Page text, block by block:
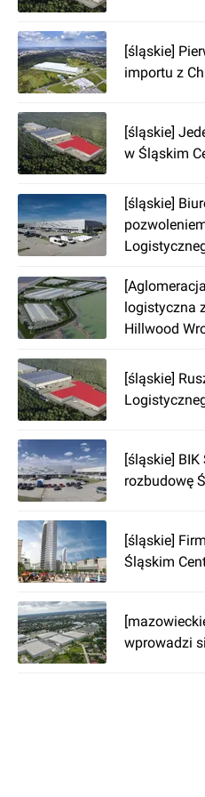
[śląskie]
importu z
[śląskie]
w Śląskim
[śląskie]
logistyczna
Hillwood
[śląskie]
[śląskie]
rozbudowę
[śląskie]
Śląskim
wprowadzi